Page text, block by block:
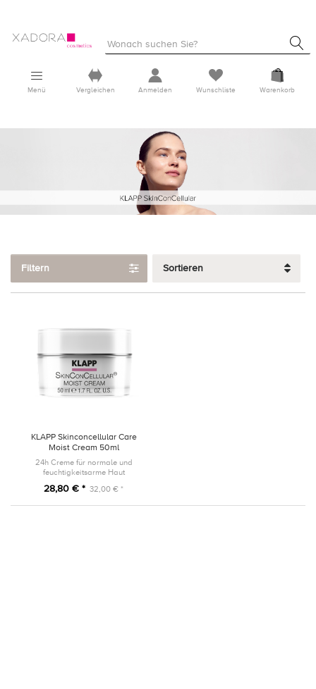
Menü Vergleichen Anmelden Wunschliste Warenkorb
Filtern Sortieren
KLAPP Skinconcellular Care
Moist Cream 50ml
24h Creme für normale und
feuchtigkeitsarme Haut
28,80 € * 32,00 € *